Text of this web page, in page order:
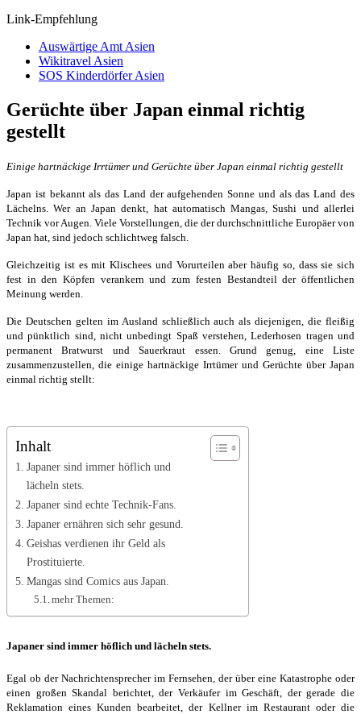
Link-Empfehlung
Auswärtige Amt Asien
Wikitravel Asien
SOS Kinderdörfer Asien
Gerüchte über Japan einmal richtig
gestellt
Einige hartnäckige Irrtümer und Gerüchte über Japan einmal richtig gestellt
Japan ist bekannt als das Land der aufgehenden Sonne und als das Land des
Lächelns. Wer an Japan denkt, hat automatisch Mangas, Sushi und allerlei
Technik vor Augen. Viele Vorstellungen, die der durchschnittliche Europäer von
Japan hat, sind jedoch schlichtweg falsch.
Gleichzeitig ist es mit Klischees und Vorurteilen aber häufig so, dass sie sich
fest in den Köpfen verankern und zum festen Bestandteil der öffentlichen
Meinung werden.
Die Deutschen gelten im Ausland schließlich auch als diejenigen, die fleißig
und pünktlich sind, nicht unbedingt Spaß verstehen, Lederhosen tragen und
permanent Bratwurst und Sauerkraut essen. Grund genug, eine Liste
zusammenzustellen, die einige hartnäckige Irrtümer und Gerüchte über Japan
einmal richtig stellt:
Inhalt
Japaner sind immer höflich und
lächeln stets.
Japaner sind echte Technik-Fans.
Japaner ernähren sich sehr gesund.
Geishas verdienen ihr Geld als
Prostituierte.
Mangas sind Comics aus Japan.
mehr Themen:
Japaner sind immer höflich und lächeln stets.
Egal ob der Nachrichtensprecher im Fernsehen, der über eine Katastrophe oder
einen großen Skandal berichtet, der Verkäufer im Geschäft, der gerade die
Reklamation eines Kunden bearbeitet, der Kellner im Restaurant oder die